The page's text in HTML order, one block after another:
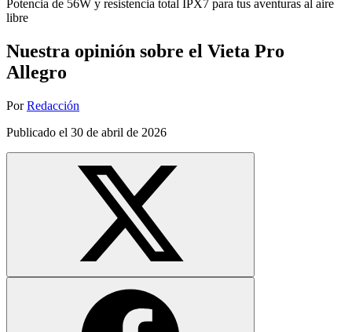
Potencia de 56W y resistencia total IPX7 para tus aventuras al aire
libre
Nuestra opinión sobre el Vieta Pro
Allegro
Por Redacción
Publicado el 30 de abril de 2026